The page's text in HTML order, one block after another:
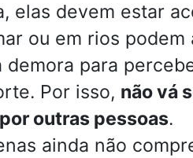
elas devem estar
ou em rios podem
demora para
Por isso, não vá
outras pessoas.
ainda não